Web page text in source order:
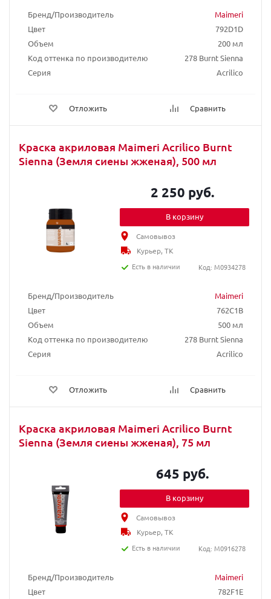
Бренд/Производитель
Maimeri
Цвет
792D1D
Объем
200 мл
Код оттенка по производителю
278 Burnt Sienna
Серия
Acrilico
Отложить Сравнить
Краска акриловая Maimeri Acrilico Burnt
Sienna (Земля сиены жженая), 500 мл
Бренд/Производитель
Maimeri
Цвет
762C1B
Объем
500 мл
Код оттенка по производителю
278 Burnt Sienna
Серия
Acrilico
Отложить Сравнить
2 250 руб.
В корзину
Самовывоз
Курьер, ТК
Есть в наличии
Код: M0934278
Краска акриловая Maimeri Acrilico Burnt
Sienna (Земля сиены жженая), 75 мл
Бренд/Производитель
Maimeri
Цвет
782F1E
645 руб.
В корзину
Самовывоз
Курьер, ТК
Есть в наличии
Код: M0916278